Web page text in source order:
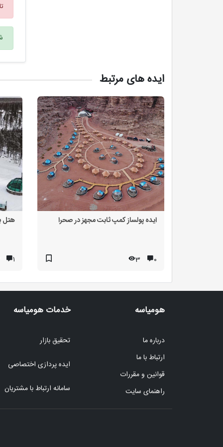
ایده های مرتبط
ایده پولساز کمپ ثابت مجهز در صحرا
۰ 3
هتل
۱
هومیاسه
درباره ما
ارتباط با ما
قوانین و مقررات
راهنمای سایت
خدمات هومیاسه
تحقیق بازار
ایده پردازی اختصاصی
سامانه ارتباط با مشتریان